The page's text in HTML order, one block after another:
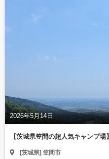
2026年5月14日
【茨城県笠間の超人気キャンプ
[茨城県] 笠間市